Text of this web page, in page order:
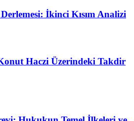
İkinci Kısım Analizi
Haczi Üzerindeki Takdir